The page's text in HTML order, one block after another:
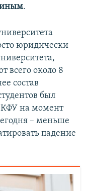
.
юридически
всего около 8
состав
был
КФУ на момент
– меньше
падение